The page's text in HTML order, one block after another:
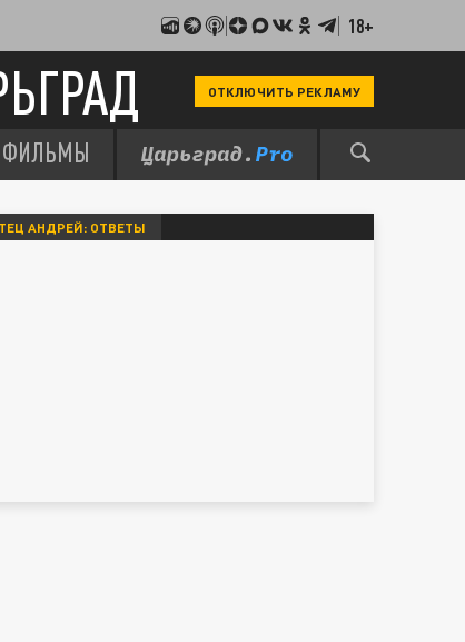
18+
ОТКЛЮЧИТЬ РЕКЛАМУ
ФИЛЬМЫ
АНДРЕЙ: ОТВЕТЫ